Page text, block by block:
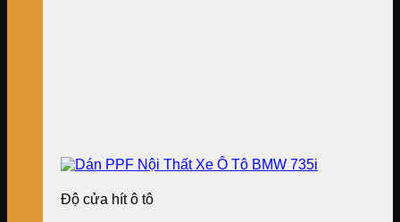
Độ cửa hít ô tô